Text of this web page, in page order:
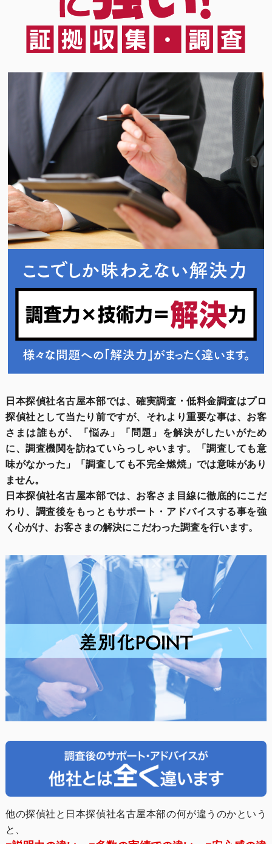
日本探偵社名古屋本部では、確実調査・低料金調査はプロ
探偵社として当たり前ですが、それより重要な事は、お客
さまは誰もが、「悩み」「問題」を解決がしたいがため
に、調査機関を訪ねていらっしゃいます。「調査しても意
味がなかった」「調査しても不完全燃焼」では意味があり
ません。
日本探偵社名古屋本部では、お客さま目線に徹底的にこだ
わり、調査後をもっともサポート・アドバイスする事を強
く心がけ、お客さまの解決にこだわった調査を行います。
他の探偵社と日本探偵社名古屋本部の何が違うのかという
と、